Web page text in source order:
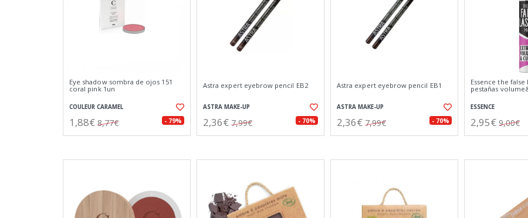
Eye shadow sombra de ojos 151
coral pink 1un
COULEUR CARAMEL
1,88€ 8,77€ - 79%
Astra expert eyebrow pencil EB2
ASTRA MAKE-UP
2,36€ 7,99€ - 70%
Astra expert eyebrow pencil EB1
ASTRA MAKE-UP
2,36€ 7,99€ - 70%
Essence the false
pestañas
ESSENCE
2,95€ 9,00€